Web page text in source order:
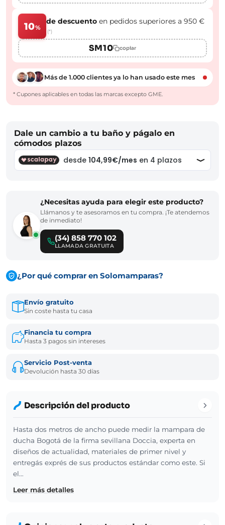
10%
de descuento en pedidos superiores a 950 €
(*)
SM10 copiar
Más de 1.000 clientes ya lo han usado este mes
* Cupones aplicables en todas las marcas excepto GME.
Dale un cambio a tu baño y págalo en
cómodos plazos
¿Necesitas ayuda para elegir este producto?
Llámanos y te asesoramos en tu compra. ¡Te atendemos
de inmediato!
(34) 858 770 102
LLAMADA GRATUITA
¿Por qué comprar en Solomamparas?
Envío gratuito
Sin coste hasta tu casa
Financia tu compra
Hasta 3 pagos sin intereses
Servicio Post-venta
Devolución hasta 30 días
Descripción del producto
Hasta dos metros de ancho puede medir la mampara de
ducha Bogotá de la firma sevillana Doccia, experta en
diseños de actualidad, materiales de primer nivel y
entregás exprés de sus productos estándar como este. Si
el…
Leer más detalles